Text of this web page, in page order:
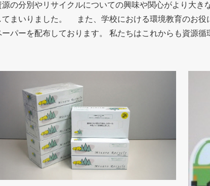
の分別やリサイクルについての興味や関心がより大き
まいりました。 また、学校における環境教育のお役
パーを配布しております。 私たちはこれからも資源